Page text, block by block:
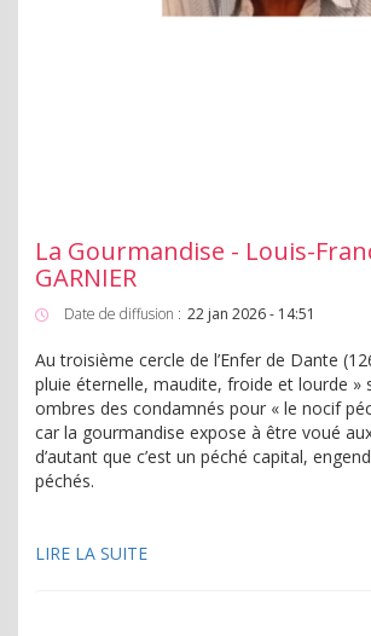
La Gourmandise - Louis-
GARNIER
Date de diffusion : 22 jan 2026 - 14:51
Au troisième cercle de l’Enfer de Dante
pluie éternelle, maudite, froide et lourde »
ombres des condamnés pour « le nocif
car la gourmandise expose à être voué
d’autant que c’est un péché capital,
péchés.
LIRE LA SUITE